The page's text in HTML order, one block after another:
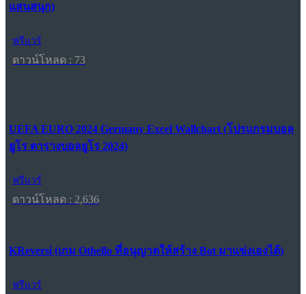
แสนสนุก)
ฟรีแวร์
ดาวน์โหลด : 73
UEFA EURO 2024 Germany Excel Wallchart (โปรแกรมบอล
ยูโร ตารางบอลยูโร 2024)
ฟรีแวร์
ดาวน์โหลด : 2,636
KReversi (เกม Othello ที่อนุญาตให้สร้าง Bot มาแข่งเองได้)
ฟรีแวร์